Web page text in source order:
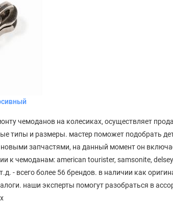
чемоданов на колесиках, осуществляет
типы и размеры. мастер поможет подобрать
новыми запчастями, на данный момент он
к чемоданам: american tourister, samsonite,
- всего более 56 брендов. в наличии как
наши эксперты помогут разобраться в